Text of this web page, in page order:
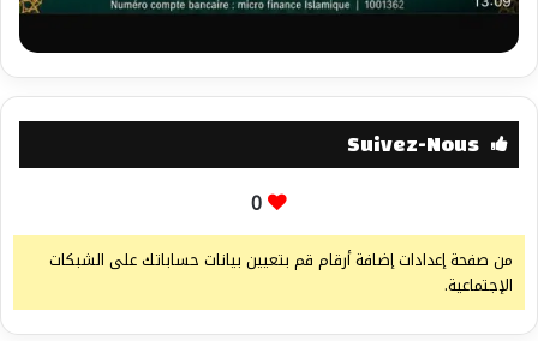
Suivez-Nous
0
من صفحة إعدادات إضافة أرقام قم بتعيين بيانات حساباتك على الشبكات
الإجتماعية.